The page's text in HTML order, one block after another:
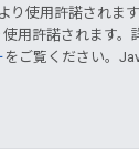
り使用許諾されま
使用許諾されます。
をご覧ください。